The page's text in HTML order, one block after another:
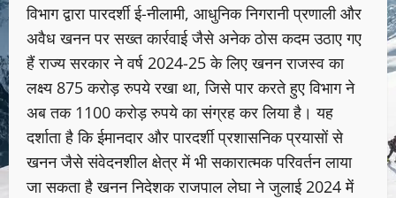
विभाग द्वारा पारदर्शी ई-नीलामी, आधुनिक निगरानी प्रणाली और
अवैध खनन पर सख्त कार्रवाई जैसे अनेक ठोस कदम उठाए गए
हैं राज्य सरकार ने वर्ष 2024-25 के लिए खनन राजस्व का
लक्ष्य 875 करोड़ रुपये रखा था, जिसे पार करते हुए विभाग ने
अब तक 1100 करोड़ रुपये का संग्रह कर लिया है। यह
दर्शाता है कि ईमानदार और पारदर्शी प्रशासनिक प्रयासों से
खनन जैसे संवेदनशील क्षेत्र में भी सकारात्मक परिवर्तन लाया
जा सकता है खनन निदेशक राजपाल लेघा ने जुलाई 2024 में